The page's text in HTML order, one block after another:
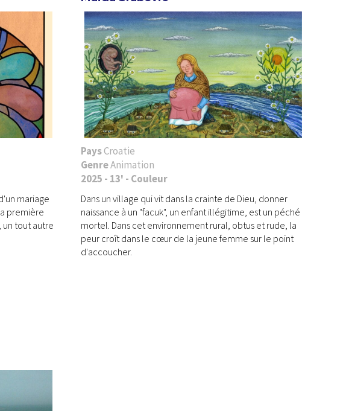
mariage
première
un tout autre
PaysCroatie
GenreAnimation
2025 - 13' - Couleur
Dans un village qui vit dans la crainte de Dieu, donner
naissance à un "facuk", un enfant illégitime, est un péché
mortel. Dans cet environnement rural, obtus et rude, la
peur croît dans le cœur de la jeune femme sur le point
d'accoucher.